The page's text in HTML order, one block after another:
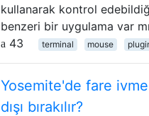
kullanarak kontrol
benzeri bir uygulama var
43
terminal mouse
Yosemite'de fare
dışı bırakılır?